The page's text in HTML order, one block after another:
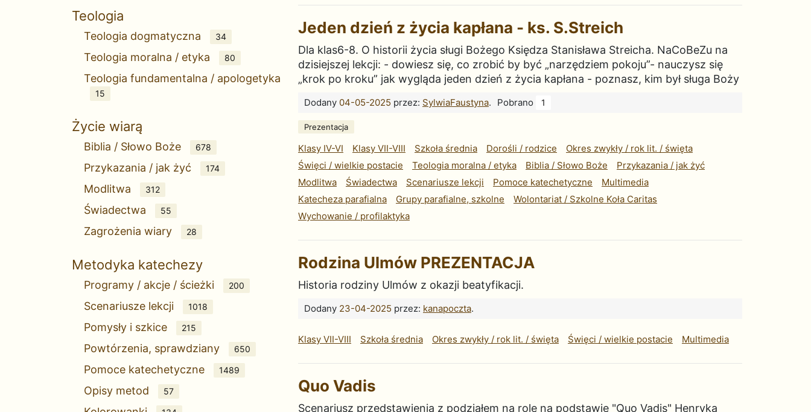
Teologia
Teologia dogmatyczna 34
Teologia moralna / etyka 80
Teologia fundamentalna / apologetyka
15
Życie wiarą
Biblia / Słowo Boże 678
Przykazania / jak żyć 174
Modlitwa 312
Świadectwa 55
Zagrożenia wiary 28
Metodyka katechezy
Programy / akcje / ścieżki 200
Scenariusze lekcji 1018
Pomysły i szkice 215
Powtórzenia, sprawdziany 650
Pomoce katechetyczne 1489
Opisy metod 57
Jeden dzień z życia kapłana - ks. S.Streich
Dla klas6-8. O historii życia sługi Bożego Księdza Stanisława Streicha. NaCoBeZu na
dzisiejszej lekcji: - dowiesz się, co zrobić by być „narzędziem pokoju”- nauczysz się
„krok po kroku” jak wygląda jeden dzień z życia kapłana - poznasz, kim był sługa Boży
Dodany 04-05-2025 przez: SylwiaFaustyna. Pobrano 1
Prezentacja
Klasy IV-VI Klasy VII-VIII Szkoła średnia Dorośli / rodzice
Okres zwykły / rok lit. / święta
Święci / wielkie postacie
Teologia moralna / etyka Biblia / Słowo Boże
Przykazania / jak żyć
Modlitwa
Świadectwa Scenariusze lekcji Pomoce katechetyczne
Multimedia
Katecheza parafialna
Grupy parafialne, szkolne
Wolontariat / Szkolne Koła Caritas
Wychowanie / profilaktyka
Rodzina Ulmów PREZENTACJA
Historia rodziny Ulmów z okazji beatyfikacji.
Dodany 23-04-2025 przez: kanapoczta.
Klasy VII-VIII Szkoła średnia Okres zwykły / rok lit. / święta Święci / wielkie postacie Multimedia
Quo Vadis
Scenariusz przedstawienia z podziałem na role na podstawie "Quo Vadis" Henryka